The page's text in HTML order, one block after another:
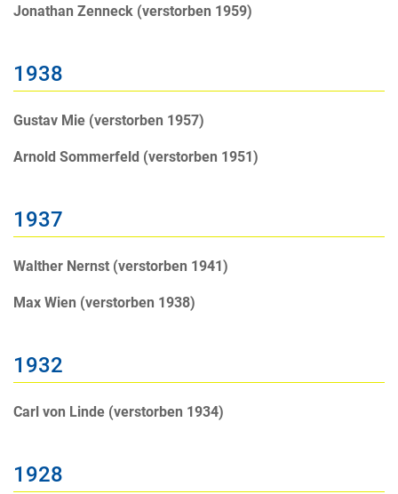
Jonathan Zenneck (verstorben 1959)
1938
Gustav Mie (verstorben 1957)
Arnold Sommerfeld (verstorben 1951)
1937
Walther Nernst (verstorben 1941)
Max Wien (verstorben 1938)
1932
Carl von Linde (verstorben 1934)
1928